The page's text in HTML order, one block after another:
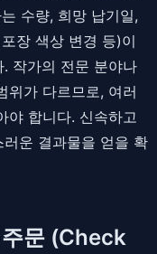
수량, 희망 납기일,
장 색상 변경 등)이
작가의 전문 분야나
위가 다르므로, 여러
야 합니다. 신속하고
운 결과물을 얻을 확
문 (Check